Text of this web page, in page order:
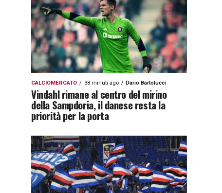
CALCIOMERCATO 38 minuti ago Dario Bartolucci
Vindahl rimane al centro del mirino
della Sampdoria, il danese resta la
priorità per la porta